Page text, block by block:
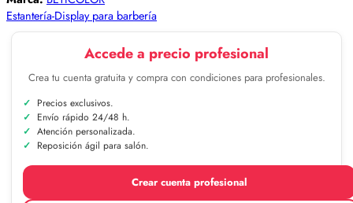
Estantería-Display para barbería
Accede a precio profesional
Crea tu cuenta gratuita y compra con condiciones para profesionales.
Precios exclusivos.
Envío rápido 24/48 h.
Atención personalizada.
Reposición ágil para salón.
Crear cuenta profesional